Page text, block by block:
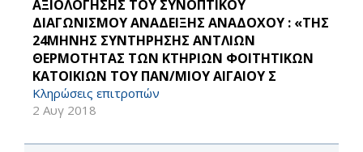
ΑΞΙΟΛΟΓΗΣΗΣ ΤΟΥ ΣΥΝΟΠΤΙΚΟΥ
ΔΙΑΓΩΝΙΣΜΟΥ ΑΝΑΔΕΙΞΗΣ ΑΝΑΔΟΧΟΥ : «ΤΗΣ
24ΜΗΝΗΣ ΣΥΝΤΗΡΗΣΗΣ ΑΝΤΛΙΩΝ
ΘΕΡΜΟΤΗΤΑΣ ΤΩΝ ΚΤΗΡΙΩΝ ΦΟΙΤΗΤΙΚΩΝ
ΚΑΤΟΙΚΙΩΝ ΤΟΥ ΠΑΝ/ΜΙΟΥ ΑΙΓΑΙΟΥ Σ
Κληρώσεις επιτροπών
2 Αυγ 2018